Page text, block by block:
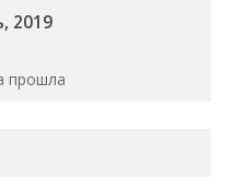
2019
прошла